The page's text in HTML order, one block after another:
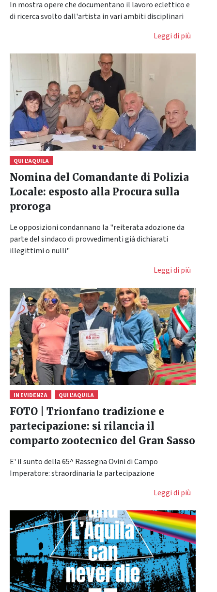
In mostra opere che documentano il lavoro eclettico e
di ricerca svolto dall'artista in vari ambiti disciplinari
Leggi di più
QUI L'AQUILA
Nomina del Comandante di Polizia
Locale: esposto alla Procura sulla
proroga
Le opposizioni condannano la "reiterata adozione da
parte del sindaco di provvedimenti già dichiarati
illegittimi o nulli"
Leggi di più
IN EVIDENZA QUI L'AQUILA
FOTO | Trionfano tradizione e
partecipazione: si rilancia il
comparto zootecnico del Gran Sasso
E' il sunto della 65^ Rassegna Ovini di Campo
Imperatore: straordinaria la partecipazione
Leggi di più